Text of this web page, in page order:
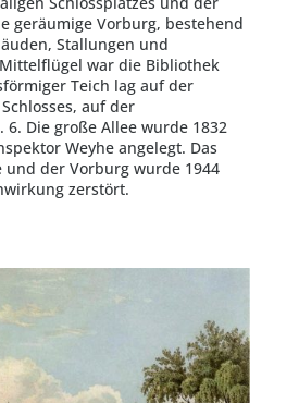
geräumige Vorburg, bestehend
Stallungen und
war die Bibliothek
Teich lag auf der
auf der
Die große Allee wurde 1832
Weyhe angelegt. Das
und der Vorburg wurde 1944
zerstört.